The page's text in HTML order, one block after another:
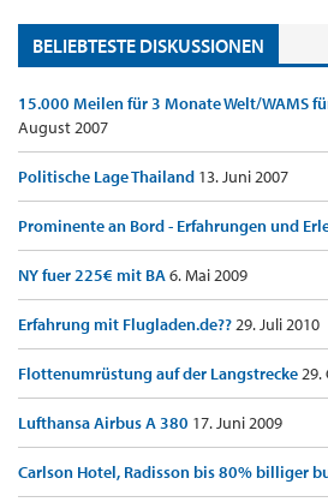
BELIEBTESTE DISKUSSIONEN
15.000 Meilen für 3 Monate Welt/WAMS
August 2007
Politische Lage Thailand 13. Juni 2007
Prominente an Bord - Erfahrungen und
NY fuer 225€ mit BA6. Mai 2009
Erfahrung mit Flugladen.de??29. Juli 2010
Flottenumrüstung auf der Langstrecke29.
Lufthansa Airbus A 380 17. Juni 2009
Carlson Hotel, Radisson bis 80% billiger